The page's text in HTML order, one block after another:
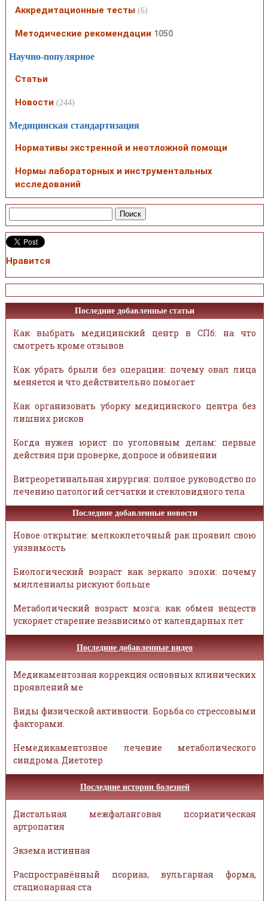
Аккредитационные тесты (6)
Методические рекомендации 1050
Научно-популярное
Статьи
Новости (244)
Медицинская стандартизация
Нормативы экстренной и неотложной помощи
Нормы лабораторных и инструментальных
исследований
Нравится
Последние добавленные статьи
Как выбрать медицинский центр в СПб: на что
смотреть кроме отзывов
Как убрать брыли без операции: почему овал лица
меняется и что действительно помогает
Как организовать уборку медицинского центра без
лишних рисков
Когда нужен юрист по уголовным делам: первые
действия при проверке, допросе и обвинении
Витреоретинальная хирургия: полное руководство по
лечению патологий сетчатки и стекловидного тела
Последние добавленные новости
Новое открытие: мелкоклеточный рак проявил свою
уязвимость
Биологический возраст как зеркало эпохи: почему
миллениалы рискуют больше
Метаболический возраст мозга: как обмен веществ
ускоряет старение независимо от календарных лет
Последние добавленные видео
Медикаментозная коррекция основных клинических
проявлений ме
Виды физической активности. Борьба со стрессовыми
факторами.
Немедикаментозное лечение метаболического
синдрома. Диетотер
Последние истории болезней
Дистальная межфаланговая псориатическая
артропатия
Экзема истинная
Распространённый псориаз, вульгарная форма,
стационарная ста